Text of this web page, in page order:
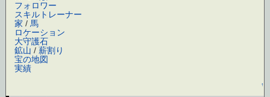
フォロワー
スキルトレーナー
家 / 馬
ロケーション
大守護石
鉱山 /薪割り
宝の地図
実績
↑